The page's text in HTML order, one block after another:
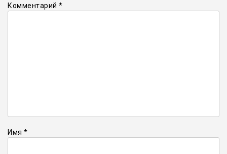
Комментарий *
Имя *